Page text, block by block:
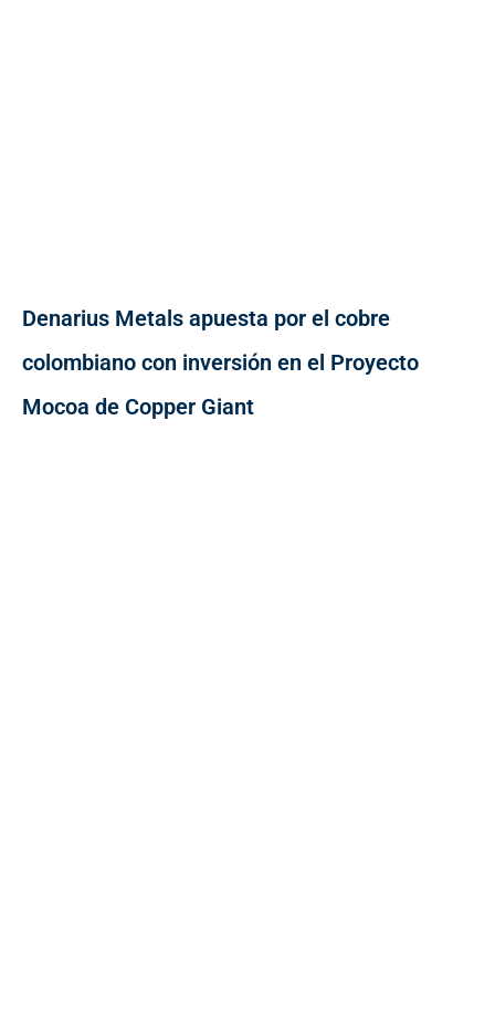
Denarius Metals apuesta por el cobre
colombiano con inversión en el Proyecto
Mocoa de Copper Giant